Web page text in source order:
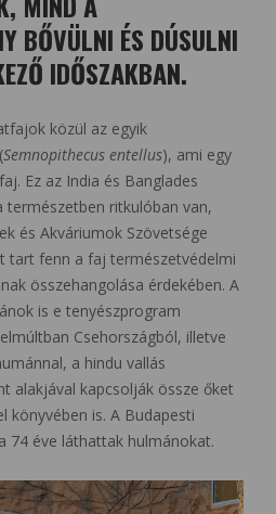
BŐVÜLNI ÉS DÚSULNI
IDŐSZAKBAN.
közül az egyik
Semnopithecus entellus), ami egy
Ez az India és Banglades
ritkulóban van,
és Akváriumok Szövetsége
tart fenn a faj természetvédelmi
összehangolása érdekében. A
is e tenyészprogram
Csehországból, illetve
a hindu vallás
alakjával kapcsolják össze őket
könyvében is. A Budapesti
74 éve láthattak hulmánokat.